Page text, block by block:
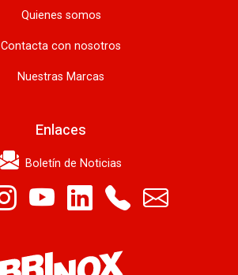
Quienes somos
Contacta con nosotros
Nuestras Marcas
Enlaces
Boletín de Noticias